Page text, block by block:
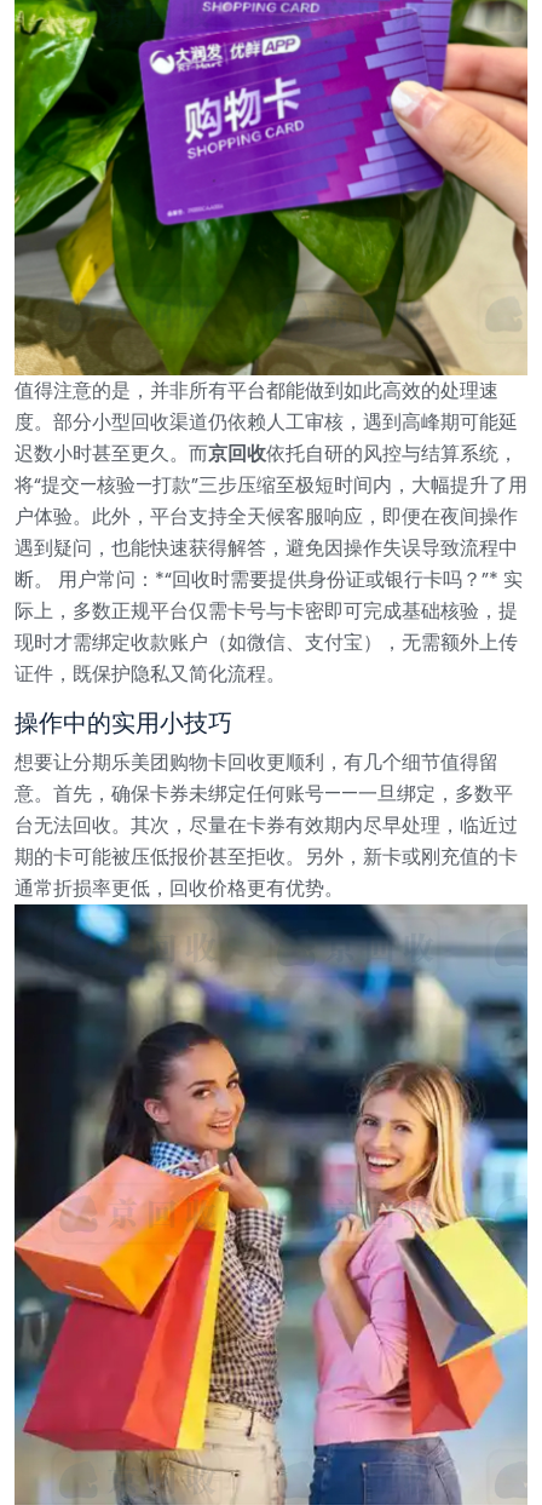
值得注意的是，并非所有平台都能做到如此高效的处理速
度。部分小型回收渠道仍依赖人工审核，遇到高峰期可能延
迟数小时甚至更久。而京回收依托自研的风控与结算系统，
将“提交—核验—打款”三步压缩至极短时间内，大幅提升了用
户体验。此外，平台支持全天候客服响应，即便在夜间操作
遇到疑问，也能快速获得解答，避免因操作失误导致流程中
断。
用户常问：*“回收时需要提供身份证或银行卡吗？”* 实
际上，多数正规平台仅需卡号与卡密即可完成基础核验，提
现时才需绑定收款账户（如微信、支付宝），无需额外上传
证件，既保护隐私又简化流程。
操作中的实用小技巧
想要让分期乐美团购物卡回收更顺利，有几个细节值得留
意。首先，确保卡券未绑定任何账号——一旦绑定，多数平
台无法回收。其次，尽量在卡券有效期内尽早处理，临近过
期的卡可能被压低报价甚至拒收。另外，新卡或刚充值的卡
通常折损率更低，回收价格更有优势。